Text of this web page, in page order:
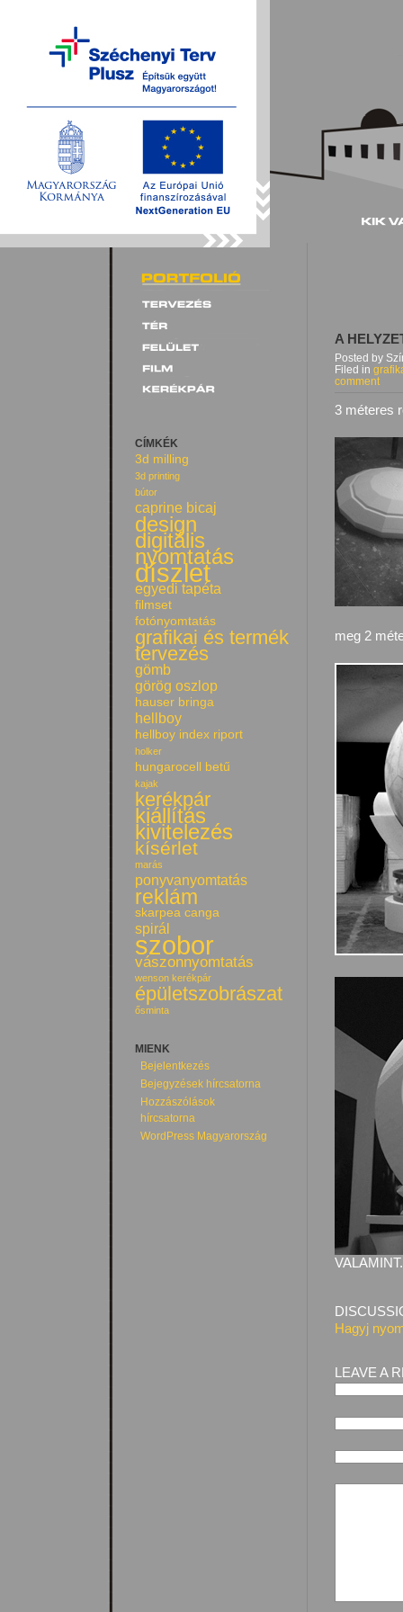
A
Posted by
Filed in
comment
3 méteres
meg 2
Hagyj
LEAVE A
CÍMKÉK
3d milling
3d printing
bútor
caprine bicaj
design
digitális
nyomtatás
díszlet
egyedi tapéta
filmset
fotónyomtatás
grafikai és termék
tervezés
gömb
görög oszlop
hauser bringa
hellboy
hellboy index riport
holker
hungarocell betű
kajak
kerékpár
kiállítás
kivitelezés
kísérlet
marás
ponyvanyomtatás
reklám
skarpea canga
spirál
szobor
vászonnyomtatás
wenson kerékpár
épületszobrászat
ősminta
MIENK
Bejelentkezés
Bejegyzések hírcsatorna
Hozzászólások
hírcsatorna
WordPress Magyarország